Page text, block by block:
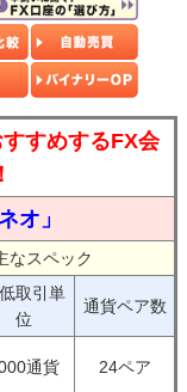
すすめするFX会
オ」
なスペック
取引単
位
通貨ペア数
通貨 24ペア